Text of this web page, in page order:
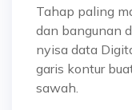
Tahap paling
dan bangunan
nyisa data
garis kontur
sawah.